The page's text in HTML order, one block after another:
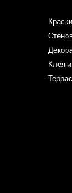
Краски
Клея